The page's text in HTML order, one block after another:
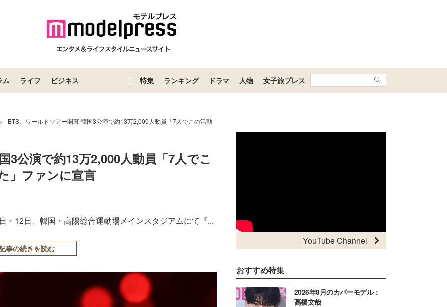
ム ライフ ビジネス 特集 ランキング ドラマ 人物 女子旅プレス
> BTS、ワールドツアー開幕 韓国3公演で約13万2,000人動員「7人でこの活動
3公演で約13万2,000人動員「7人でこ
」ファンに宣言
・12日、韓国・高陽総合運動場メインスタジアムにて『...
事の続きを読む
YouTube Channel
おすすめ特集
2026年8月のカバーモデル：
高橋文哉